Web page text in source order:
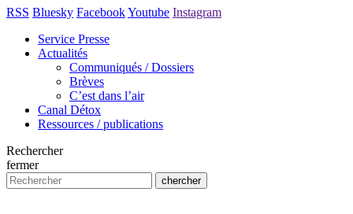
RSS Bluesky FacebookYoutube Instagram
Service Presse
Actualités
Communiqués / Dossiers
Brèves
C’est dans l’air
Canal Détox
Ressources / publications
Rechercher
fermer